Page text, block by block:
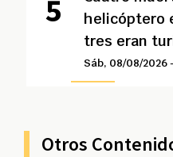
helicóptero
tres eran
Sáb, 08/08/2026
Otros